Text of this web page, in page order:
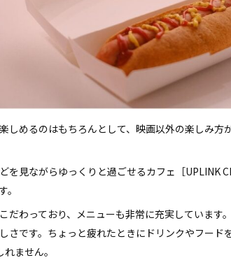
しめるのはもちろんとして、映画以外の楽しみ
を見ながらゆっくりと過ごせるカフェ［UPLINK
だわっており、メニューも非常に充実しています
さです。ちょっと疲れたときにドリンクやフード
ません。